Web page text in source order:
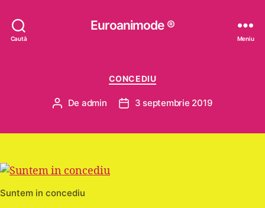
Caută
Euroanimode ®
Meniu
Categorii
CONCEDIU
Autor
De admin
Dată3 septembrie 2019
Suntem in concediu